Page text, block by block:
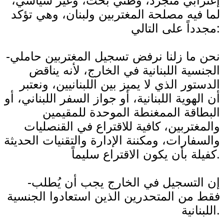
لما فيه مصلحة المغتربين ولبنان، وهي تؤكد
مجدداً على التالي:
-نحن ما زلنا نرفض تسجيل المغتربين حاملي
الجنسية اللبنانية في الخارج، لأنه يناقض
الدستور الذي لا يميز بين اللبنانيين، ونعتبر
أن الهوية اللبنانية، أو جواز السفر اللبناني، أو
البطاقة الممغنطة الموحدة للمقيمين
والمغتربين، كافية للاقتراع في القنصليات
والسفارات، ومكننة الإدارة والتقنيات الحديثة
كفيلة بأن يكون الاقتراع سليماً.
-إن التسجيل في الخارج يجب أن يُطلب
فقط من المتحدرين الذين استعادوا الجنسية
اللبنانية.